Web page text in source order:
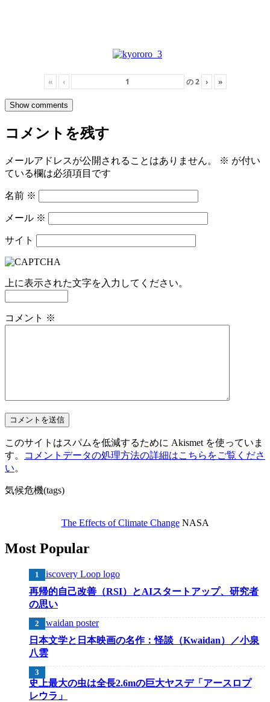
« ‹ の2 › »
Show comments
コメントを残す
メールアドレスが公開されることはありません。 ※ が付い
ている欄は必須項目です
名前 ※
メール ※
サイト
上に表示された文字を入力してください。
コメント ※
このサイトはスパムを低減するために Akismet を使っていま
す。
コメントデータの処理方法の詳細はこちらをご覧くださ
い。
気候危機(tags)
The Effects of Climate ChangeNASA
Most Popular
再帰的自己改善（RSI）とAIスタートアップ、研究者
の思い
日本文学と日本映画の名作：怪談（Kwaidan）／小泉
八雲
史上最大の虫は全長2.6mの巨大ヤスデ「アースロプ
レウラ」